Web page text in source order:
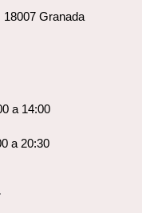
Granada
a 14:00
a 20:30